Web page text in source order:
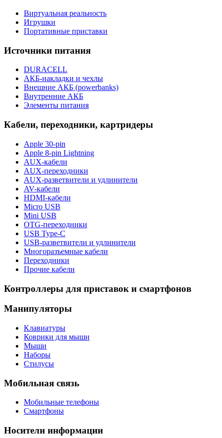
Виртуальная реальность
Игрушки
Портативные приставки
Источники питания
DURACELL
АКБ-накладки и чехлы
Внешние АКБ (powerbanks)
Внутренние АКБ
Элементы питания
Кабели, переходники, картридеры
Apple 30-pin
Apple 8-pin Lightning
AUX-кабели
AUX-переходники
AUX-разветвители и удлинители
AV-кабели
HDMI-кабели
Micro USB
Mini USB
OTG-переходники
USB Type-C
USB-разветвители и удлинители
Многоразъемные кабели
Переходники
Прочие кабели
Контроллеры для приставок и смартфонов
Манипуляторы
Клавиатуры
Коврики для мыши
Мыши
Наборы
Стилусы
Мобильная связь
Мобильные телефоны
Смартфоны
Носители информации